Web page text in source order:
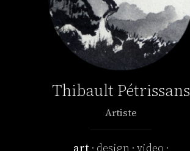
Thibault Pétrissans
Artiste
· · ·